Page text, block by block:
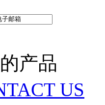
产品
US